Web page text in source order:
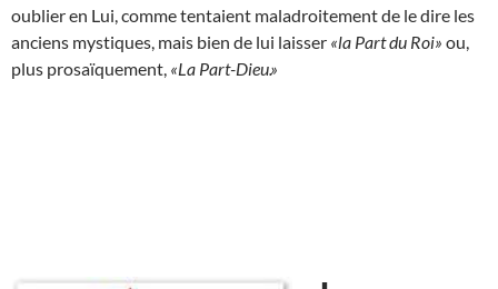
oublier en Lui, comme tentaient maladroitement de le dire les
anciens mystiques, mais bien de lui laisser «la Part du Roi» ou,
plus prosaïquement, «La Part-Dieu.»